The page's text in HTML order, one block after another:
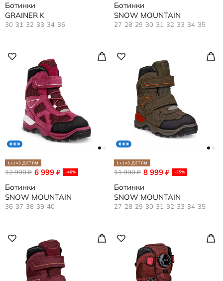
Ботинки
GRAINER K
30 31 32 33 34 35
Ботинки
SNOW MOUNTAIN
27 28 29 30 31 32 33 34 35
1+1=3 ДЕТЯМ
6 999 ₽ -46%
12 990₽
Ботинки
SNOW MOUNTAIN
36 37 38 39 40
1+1=3 ДЕТЯМ
8 999 ₽ -25%
11 990₽
Ботинки
SNOW MOUNTAIN
27 28 29 30 31 32 33 34 35